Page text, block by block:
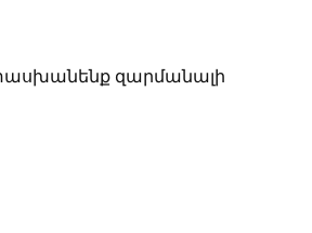
զարմանալի